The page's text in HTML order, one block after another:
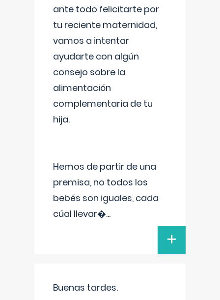
ante todo felicitarte por
tu reciente maternidad,
vamos a intentar
ayudarte con algún
consejo sobre la
alimentación
complementaria de tu
hija.
Hemos de partir de una
premisa, no todos los
bebés son iguales, cada
cúal llevar�...
+
Buenas tardes.